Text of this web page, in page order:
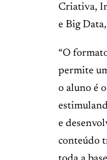
Criativa,
e Big
“O
permite
o aluno é
e
conteúdo